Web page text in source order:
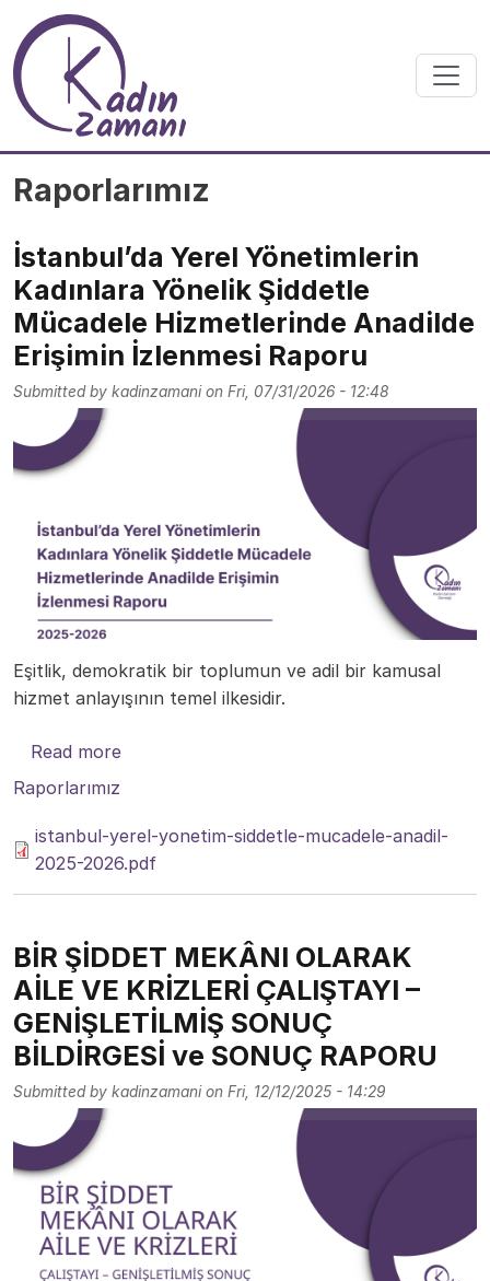
Skip to main content
Raporlarımız
İstanbul’da Yerel Yönetimlerin
Kadınlara Yönelik Şiddetle
Mücadele Hizmetlerinde Anadilde
Erişimin İzlenmesi Raporu
Submitted by kadinzamani on Fri, 07/31/2026 - 12:48
Eşitlik, demokratik bir toplumun ve adil bir kamusal
hizmet anlayışının temel ilkesidir.
Read moreabout İstanbul’da Yerel Yönetimlerin
Raporlarımız
istanbul-yerel-yonetim-siddetle-mucadele-anadil-
2025-2026.pdf
BİR ŞİDDET MEKÂNI OLARAK
AİLE VE KRİZLERİ ÇALIŞTAYI –
GENİŞLETİLMİŞ SONUÇ
BİLDİRGESİ ve SONUÇ RAPORU
Submitted by kadinzamani on Fri, 12/12/2025 - 14:29